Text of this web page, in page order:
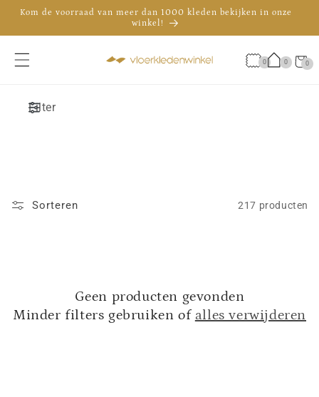
naar de
Kom de voorraad van meer dan 1000 kleden bekijken in onze
winkel!
De officiële showroom van Brink & Campman in Nederland
0 0 0
0
Filter
Sorteren 217 producten
Geen producten gevonden
Minder filters gebruiken of alles verwijderen